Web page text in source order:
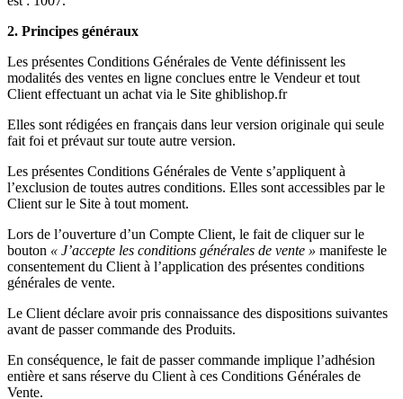
2. Principes généraux
Les présentes Conditions Générales de Vente définissent les
modalités des ventes en ligne conclues entre le Vendeur et tout
Client effectuant un achat via le Site ghiblishop.fr
Elles sont rédigées en français dans leur version originale qui seule
fait foi et prévaut sur toute autre version.
Les présentes Conditions Générales de Vente s’appliquent à
l’exclusion de toutes autres conditions. Elles sont accessibles par le
Client sur le Site à tout moment.
Lors de l’ouverture d’un Compte Client, le fait de cliquer sur le
bouton « J’accepte les conditions générales de vente » manifeste le
consentement du Client à l’application des présentes conditions
générales de vente.
Le Client déclare avoir pris connaissance des dispositions suivantes
avant de passer commande des Produits.
En conséquence, le fait de passer commande implique l’adhésion
entière et sans réserve du Client à ces Conditions Générales de
Vente.